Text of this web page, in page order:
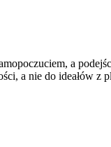
a
a nie do ideałów z